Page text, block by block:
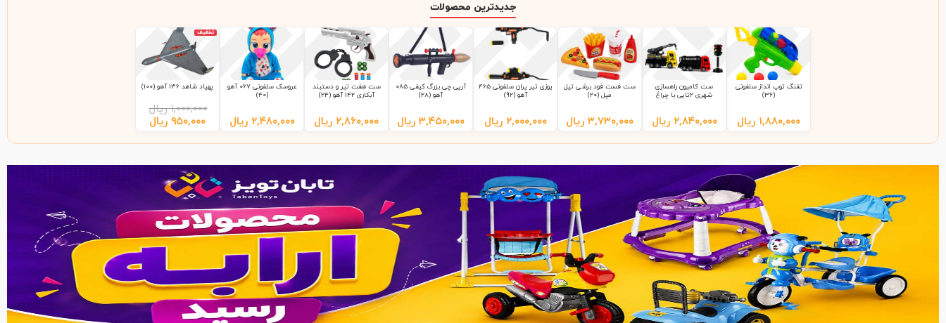
جدیدترین محصولات
تفنگ توپ انداز سلفونی
(36)
۱,۸۸۰,۰۰۰ ریال
ست کامیون راهسازی
شهری 2تایی با چراغ
۲,۸۴۰,۰۰۰ ریال
ست فست فود برشی تپل
مپل (20)
۳,۷۳۰,۰۰۰ ریال
یوزی تیر پران سلفونی 465
آهو (92)
۲,۰۰۰,۰۰۰ ریال
آرپی چی بزرگ کیفی 085
آهو (28)
۳,۴۵۰,۰۰۰ ریال
ست هفت تیر و دستبند
آبکاری 142 آهو (24)
۲,۸۶۰,۰۰۰ ریال
عروسک سلفونی 067 آهو
(40)
۲,۴۸۰,۰۰۰ ریال
تخفیف
پهپاد شاهد 136 آهو (100)
۱,۰۰۰,۰۰۰ ریال
۹۵۰,۰۰۰ ریال